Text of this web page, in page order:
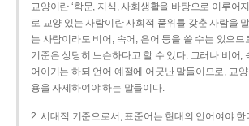
교양이란 ‘학문, 지식, 사회생활을 바탕으로 이루어
로 교양 있는 사람이란 사회적 품위를 갖춘 사람을
는 사람이라도 비어, 속어, 은어 등을 쓸 수는 있으므
기준은 상당히 느슨하다고 할 수 있다. 그러나 비어,
어이기는 하되 언어 예절에 어긋난 말들이므로, 교
용을 자제하여야 하는 말들이다.
2. 시대적 기준으로서, 표준어는 현대의 언어여야 한